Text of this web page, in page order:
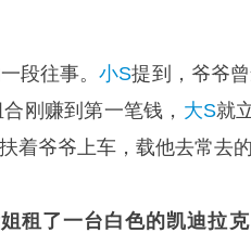
段往事。小S提到，爷爷
刚赚到第一笔钱， 大S就
爷爷上车，载他去常去的
租了一台白色的凯迪拉